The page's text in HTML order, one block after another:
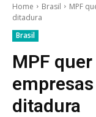
Home Brasil
MPF
ditadura
Brasil
MPF
ditadura